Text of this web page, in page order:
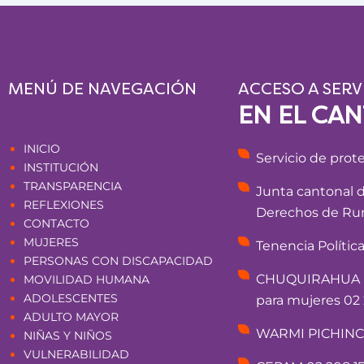
MENÚ DE NAVEGACIÓN
INICIO
INSTITUCIÓN
TRANSPARENCIA
REFLEXIONES
CONTACTO
MUJERES
PERSONAS CON DISCAPACIDAD
MOVILIDAD HUMANA
ADOLESCENTES
ADULTO MAYOR
NIÑAS Y NIÑOS
VULNERABILIDAD
ACCESO A
EN EL
Servicio de
Junta cantonal
Derechos de
Tenencia
para mujeres 02
WARMI